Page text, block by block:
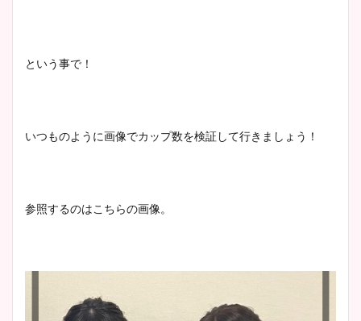
という事で！
いつものように画像でカップ数を検証して行きましょう！
参照するのはこちらの画像。